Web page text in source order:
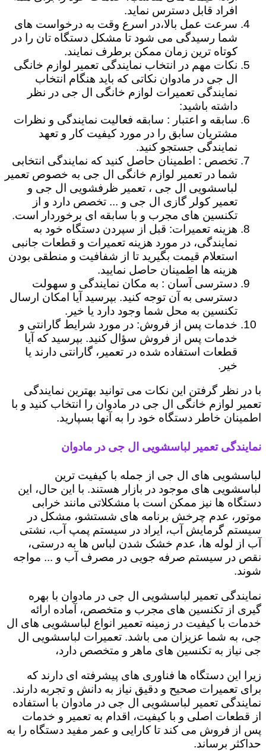
افراد قابل دسترس نماید.
سرعت عمل بالا،در اسرع وقت به درخواست های
شما رسیدگی می شود تا مشکل دستگاه تان را در
کوتاه ترین زمان ممکن برطرف نمایند.
نکات مهم در انتخاب نمایندگی تعمیر لوازم خانگی
ال جی در مادوان نکاتی که باید هنگام انتخاب
نمایندگی تعمیرات لوازم خانگی ال جی در نظر
داشته باشید:
سابقه و اعتبار : سابقه فعالیت نمایندگی و نظرات
مشتریان سابق را در مورد کیفیت کار و تعهد
نمایندگی جستجو کنید.
تخصص : اطمینان حاصل کنید که نمایندگی انتخابی
شما در تعمیر لوازم خانگی ال جی به خصوص تعمیر
لباسشویی ال جی ، تعمیر ظرفشویی ال جی و
تعمیر کولر گازی ال جی و ... تخصص دارد و از
تکنسین های مجرب و با سابقه ای برخوردار است.
هزینه تعمیرات: قبل از سپردن دستگاه خود به
نمایندگی، در مورد هزینه تعمیرات و قطعات جانبی
استعلام قیمت بگیرید تا از شفافیت و منطقی بودن
هزینه ها اطمینان حاصل نمایید.
دسترسی آسان : به مکان نمایندگی و سهولت
دسترسی به آن توجه کنید. بپرسید آیا امکان ارسال
تکنسین به محل شما وجود دارد یا خیر.
خدمات پس از فروش: در مورد شرایط گارانتی و
خدمات پس از فروش سؤال کنید. بپرسید که آیا
قطعات استفاده شده در تعمیر، گارانتی دارند یا
خیر.
با در نظر گرفتن این نکات می توانید بهترین نمایندگی
تعمیر لوازم خانگی ال جی در مادوان را انتخاب کنید و با
اطمینان خاطر دستگاه خود را به آنها بسپارید.
نمایندگی تعمیر لباسشویی ال جی در مادوان
لباسشویی های ال جی از جمله با کیفیت ترین
لباسشویی های موجود در بازار هستند. با این حال، این
دستگاه ها نیز ممکن است با مشکلاتی مانند خرابی
موتور، عدم چرخش برنامه های شستشو، مشکل در
سیستم گرمایش آب، ایراد در سیستم پمپ آب، نشتی
آب از لوله ها، عدم خشک شدن لباس ها به درستی،
نقص در سیستم صرفه جویی در مصرف آب و ... مواجه
شوند.
نمایندگی تعمیر لباسشویی ال جی در مادوان با بهره
گیری از تکنسین های مجرب و متخصص، آماده ارائه
خدمات با کیفیت در زمینه تعمیر انواع لباسشویی های ال
جی، به شما عزیزان می باشد. تعمیرات لباسشویی ال
جی نیاز به تکنسین های ماهر و متخصص دارد،
زیرا این دستگاه ها فناوری های پیشرفته ای دارند که
برای تعمیرات صحیح و دقیق نیاز به دانش و تجربه دارند.
نمایندگی تعمیر لباسشویی ال جی در مادوان با استفاده
از قطعات اصلی و با کیفیت، اقدام به تعمیر و خدمات
پس از فروش می کند تا کارایی و عمر مفید دستگاه را به
حداکثر برساند.